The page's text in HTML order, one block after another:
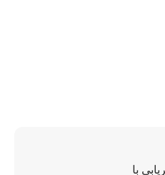
با